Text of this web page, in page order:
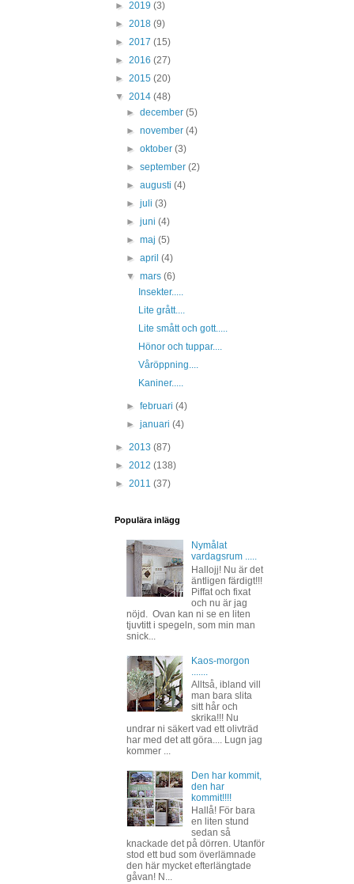
► 2019 (3)
► 2018 (9)
► 2017 (15)
► 2016 (27)
► 2015 (20)
▼ 2014 (48)
►december(5)
►november(4)
►oktober(3)
►september(2)
►augusti(4)
►juli(3)
►juni(4)
►maj(5)
►april(4)
▼mars(6)
Insekter.....
Lite grått....
Lite smått och gott.....
Hönor och tuppar....
Våröppning....
Kaniner.....
►februari(4)
►januari(4)
► 2013 (87)
► 2012 (138)
► 2011 (37)
Populära inlägg
Nymålat
vardagsrum .....
Hallojj! Nu är det
äntligen färdigt!!!
Piffat och fixat
och nu är jag
nöjd. Ovan kan ni se en liten
tjuvtitt i spegeln, som min man
snick...
Kaos-morgon
Alltså, ibland vill
man bara slita
sitt hår och
skrika!!! Nu
undrar ni säkert vad ett olivträd
har med det att göra.... Lugn jag
kommer ...
Den har kommit,
den har
kommit!!!!
Hallå! För bara
en liten stund
sedan så
knackade det på dörren. Utanför
stod ett bud som överlämnade
den här mycket efterlängtade
gåvan! N...